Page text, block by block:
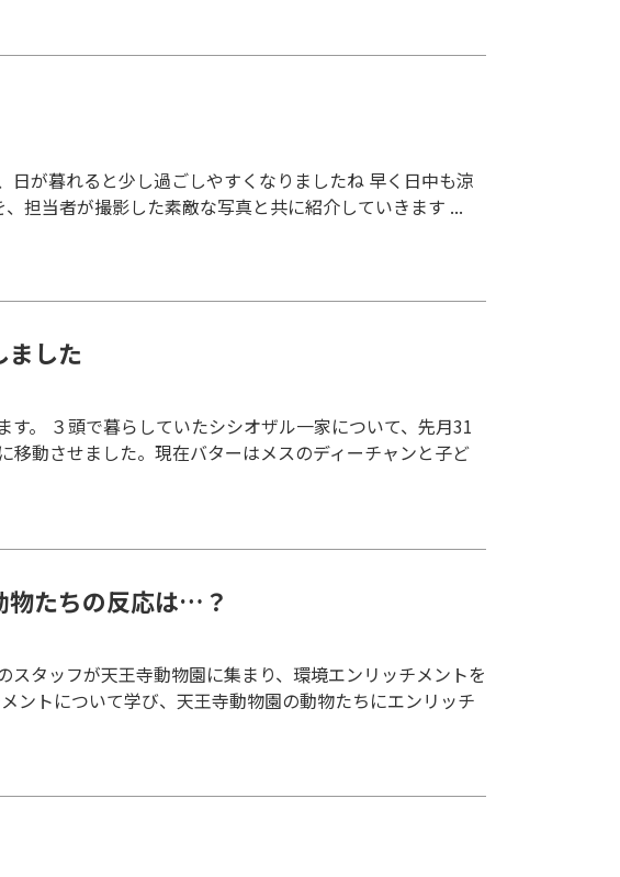
が暮れると少し過ごしやすくなりましたね 早く日中も涼
担当者が撮影した素敵な写真と共に紹介していきます ...
した
。 ３頭で暮らしていたシシオザル一家について、先月31
動させました。現在バターはメスのディーチャンと子ど
物たちの反応は…？
タッフが天王寺動物園に集まり、環境エンリッチメントを
ントについて学び、天王寺動物園の動物たちにエンリッチ